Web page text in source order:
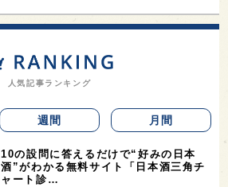
人気記事ランキング
週間 月間
10の設問に答えるだけで“好みの日本
酒”がわかる無料サイト「日本酒三角チ
ャート診…